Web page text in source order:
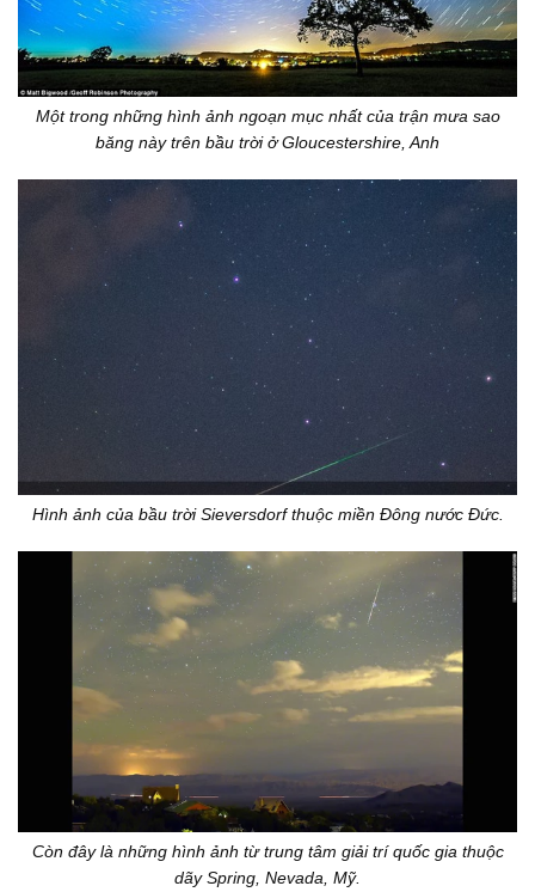
Một trong những hình ảnh ngoạn mục nhất của trận mưa sao
băng này trên bầu trời ở Gloucestershire, Anh
Hình ảnh của bầu trời Sieversdorf thuộc miền Đông nước Đức.
Còn đây là những hình ảnh từ trung tâm giải trí quốc gia thuộc
dãy Spring, Nevada, Mỹ.